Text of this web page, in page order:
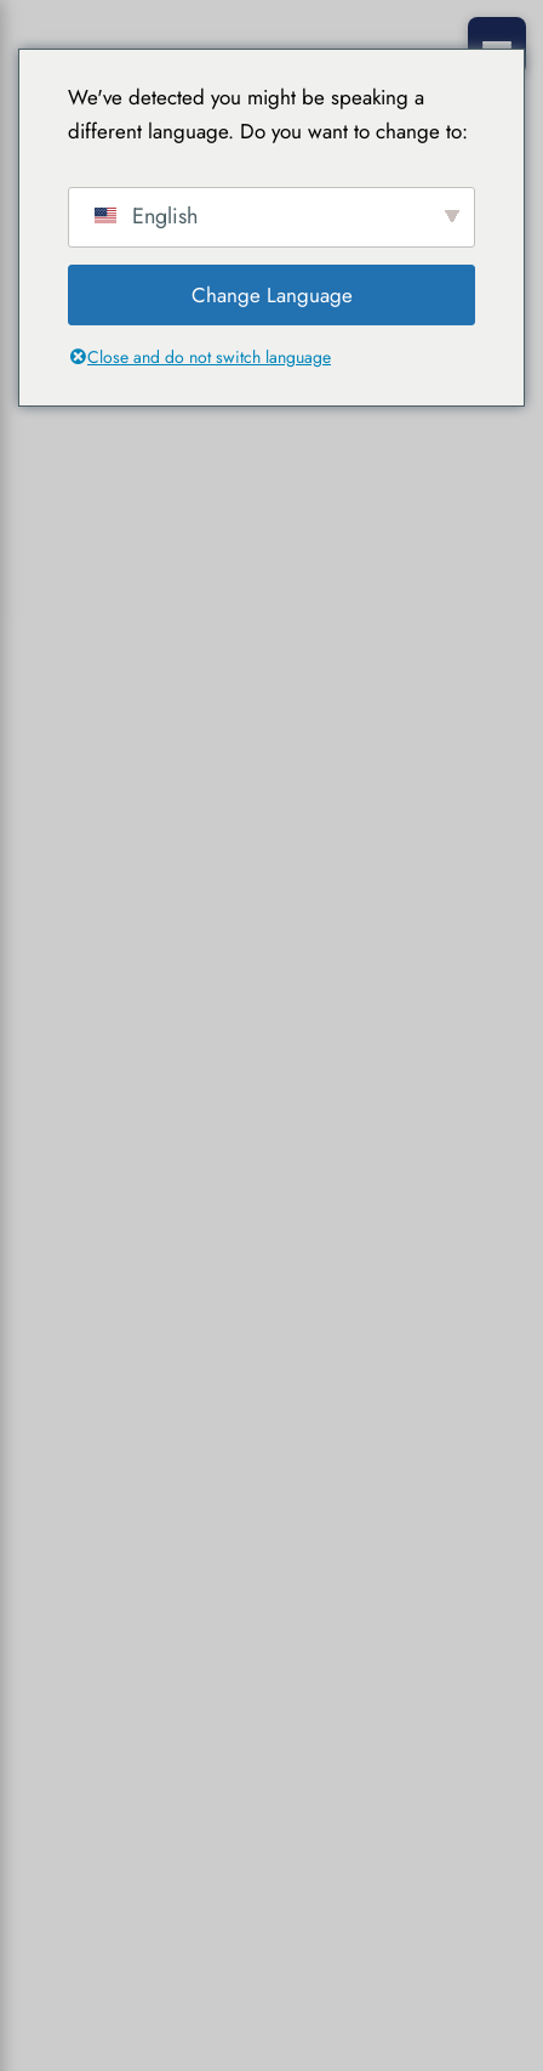
We've detected you might be speaking a
different language. Do you want to change to:
English
Change Language
Close and do not switch language